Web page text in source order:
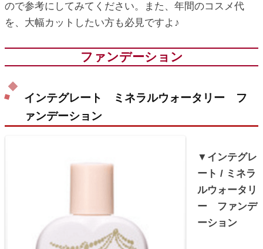
ので参考にしてみてください。また、年間のコスメ代
を、大幅カットしたい方も必見ですよ♪
ファンデーション
インテグレート ミネラルウォータリー フ
ァンデーション
▼インテグレ
ート / ミネラ
ルウォータリ
ー ファンデ
ーション
antiaging/wp-